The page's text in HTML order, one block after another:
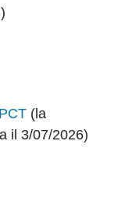
(la
il 3/07/2026)